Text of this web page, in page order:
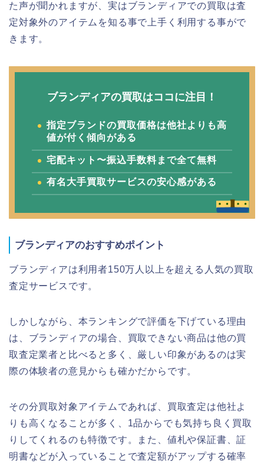
た声が聞かれますが、実はブランディアでの買取は査
定対象外のアイテムを知る事で上手く利用する事がで
きます。
ブランディアの買取はココに注目！
指定ブランドの買取価格は他社よりも高
値が付く傾向がある
宅配キット〜振込手数料まで全て無料
有名大手買取サービスの安心感がある
ブランディアのおすすめポイント
ブランディアは利用者150万人以上を超える人気の買取
査定サービスです。
しかしながら、本ランキングで評価を下げている理由
は、ブランディアの場合、買取できない商品は他の買
取査定業者と比べると多く、厳しい印象があるのは実
際の体験者の意見からも確かだからです。
その分買取対象アイテムであれば、買取査定は他社よ
りも高くなることが多く、1品からでも気持ち良く買取
りしてくれるのも特徴です。また、値札や保証書、証
明書などが入っていることで査定額がアップする確率